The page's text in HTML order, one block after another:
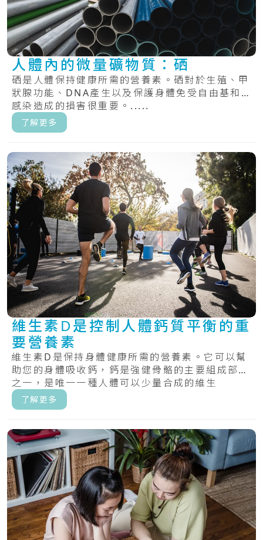
人體內的微量礦物質：硒
硒是人體保持健康所需的營養素。硒對於生殖、甲
狀腺功能、DNA產生以及保護身體免受自由基和
感染造成的損害很重要。.....
了解更多
維生素D是控制人體鈣質平衡的重
要營養素
維生素D是保持身體健康所需的營養素。它可以幫
助您的身體吸收鈣，鈣是強健骨骼的主要組成部分
之一，是唯一一種人體可以少量合成的維生
素。.....
了解更多